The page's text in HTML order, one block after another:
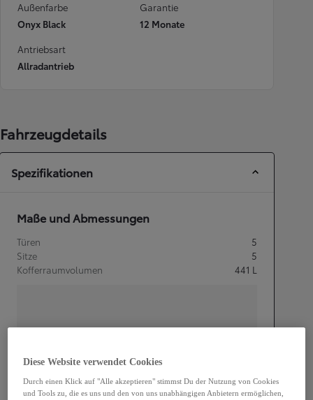
Außenfarbe
Onyx Black
Garantie
12 Monate
Antriebsart
Allradantrieb
Fahrzeugdetails
Spezifikationen
Maße und Abmessungen
Türen
5
Sitze
5
Kofferraumvolumen
441 L
Höhe
1 650
Diese Website verwendet Cookies
Durch einen Klick auf "Alle akzeptieren" stimmst Du der Nutzung von Cookies
und Tools zu, die es uns und den von uns unabhängigen Anbietern ermöglichen,